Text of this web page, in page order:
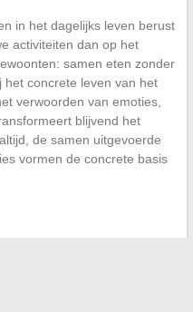
in het dagelijks leven berust
activiteiten dan op het
samen eten zonder
concrete leven van het
verwoorden van emoties,
blijvend het
de samen uitgevoerde
vormen de concrete basis